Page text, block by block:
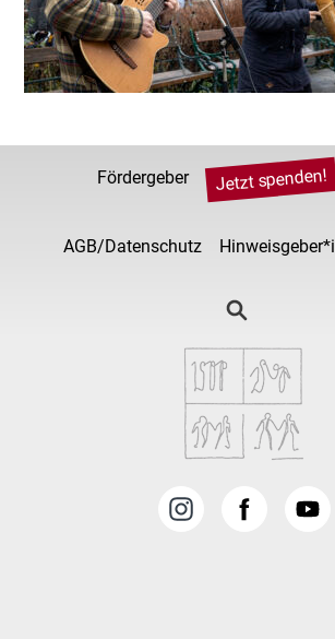
Fördergeber Jetzt spenden!
AGB/Datenschutz